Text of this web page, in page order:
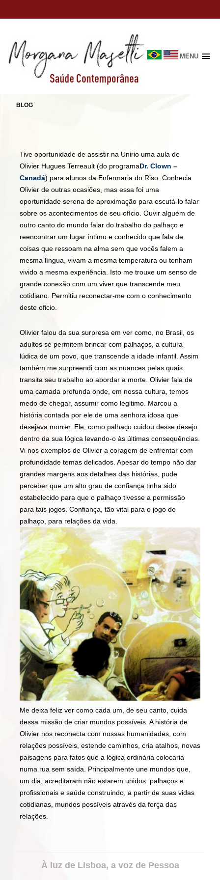
Skip
MENU
VINDO DE LONGE, TÃO PERTO
BLOG
Tive oportunidade de assistir na Unirio uma aula de
Olivier Hugues Terreault (do programaDr. Clown –
Canadá) para alunos da Enfermaria do Riso. Conhecia
Olivier de outras ocasiões, mas essa foi uma
oportunidade serena de aproximação para escutá-lo falar
sobre os acontecimentos de seu ofício. Ouvir alguém de
outro canto do mundo falar do trabalho do palhaço e
reencontrar um lugar íntimo e conhecido que fala de
coisas que ressoam na alma sem que vocês falem a
mesma língua, vivam a mesma temperatura ou tenham
vivido a mesma experiência. Isto me trouxe um senso de
grande conexão com um viver que transcende meu
cotidiano. Permitiu reconectar-me com o conhecimento
deste oficio.
Olivier falou da sua surpresa em ver como, no Brasil, os
adultos se permitem brincar com palhaços, a cultura
lúdica de um povo, que transcende a idade infantil. Assim
também me surpreendi com as nuances pelas quais
transita seu trabalho ao abordar a morte. Olivier fala de
uma camada profunda onde, em nossa cultura, temos
medo de chegar, assumir como legitimo. Marcou a
história contada por ele de uma senhora idosa que
desejava morrer. Ele, como palhaço cuidou desse desejo
dentro da sua lógica levando-o às últimas consequências.
Vi nos exemplos de Olivier a coragem de enfrentar com
profundidade temas delicados. Apesar do tempo não dar
grandes margens aos detalhes das histórias, pude
perceber que um alto grau de confiança tinha sido
estabelecido para que o palhaço tivesse a permissão
para tais jogos. Confiança, tão vital para o jogo do
palhaço, para relações da vida.
Me deixa feliz ver como cada um, de seu canto, cuida
dessa missão de criar mundos possíveis. A história de
Olivier nos reconecta com nossas humanidades, com
relações possíveis, estende caminhos, cria atalhos, novas
paisagens para fatos que a lógica ordinária colocaria
numa rua sem saída. Principalmente une mundos que,
um dia, acreditaram não estarem unidos: palhaços e
profissionais e saúde construindo, a partir de suas vidas
cotidianas, mundos possíveis através da força das
relações.
PORTFOLIO
NAVIGATION
À luz de Lisboa, a voz de Pessoa